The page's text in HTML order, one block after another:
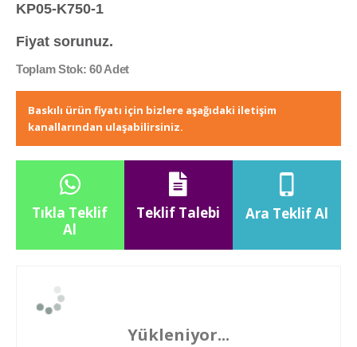
KP05-K750-1
Fiyat sorunuz.
Toplam Stok: 60 Adet
Baskılı ürün fiyatı için bizlere aşağıdaki iletişim
kanallarından ulaşabilirsiniz.
Tıkla Teklif
Al
Teklif Talebi Ara Teklif Al
Yükleniyor...